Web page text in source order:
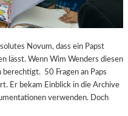
Novum, dass ein Papst
lässt. Wenn Wim Wenders diesen
50 Fragen an Paps
Er bekam Einblick in die Archive
verwenden. Doch